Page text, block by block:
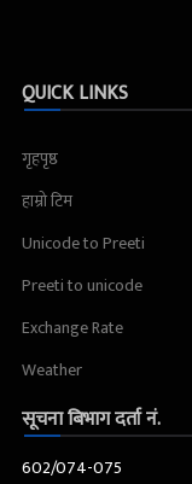
QUICK LINKS
गृहपृष्ठ
हाम्रो टिम
Unicode to Preeti
Preeti to unicode
Exchange Rate
Weather
सूचना बिभाग दर्ता नं.
602/074-075